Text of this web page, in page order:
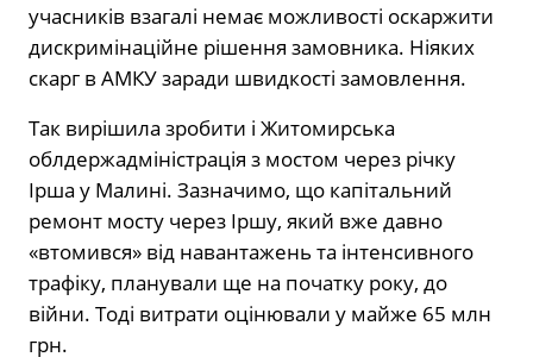
учасників взагалі немає можливості оскаржити
дискримінаційне рішення замовника. Ніяких
скарг в АМКУ заради швидкості замовлення.
Так вирішила зробити і Житомирська
облдержадміністрація з мостом через річку
Ірша у Малині. Зазначимо, що капітальний
ремонт мосту через Іршу, який вже давно
«втомився» від навантажень та інтенсивного
трафіку, планували ще на початку року, до
війни. Тоді витрати оцінювали у майже 65 млн
грн.